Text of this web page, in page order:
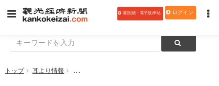
購読(紙・電子版)申込 ログイン
トップ 耳より情報 【インターネット予約システム特集】サイトコン